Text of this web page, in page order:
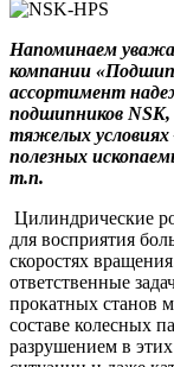
Напоминаем
компании
ассортимент
подшипников
тяжелых условиях
полезных
т.п.
Цилиндрические
для восприятия
скоростях
ответственные
прокатных станов
составе колесных
разрушением в